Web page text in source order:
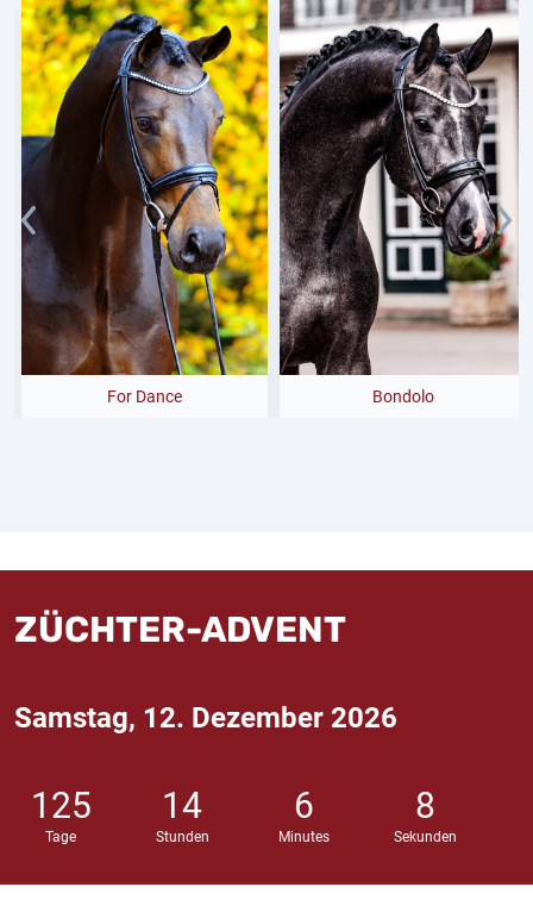
For Dance
ZÜCHTER-ADVENT
Samstag, 12. Dezember 2026
125
Tage
14
Stunden
6
Minutes
7
Sekunden